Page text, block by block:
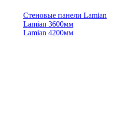
Стеновые панели Lamian
Lamian 3600мм
Lamian 4200мм